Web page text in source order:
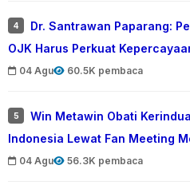
4
Dr. Santrawan Paparang:
OJK Harus Perkuat
04 Agu 60.5K pembaca
5
Win Metawin Obati
Indonesia Lewat Fan Meeting
04 Agu 56.3K pembaca